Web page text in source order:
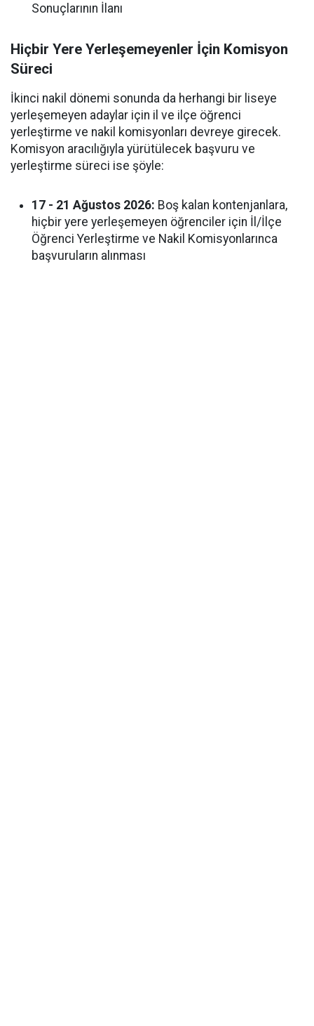
Sonuçlarının İlanı
Hiçbir Yere Yerleşemeyenler İçin Komisyon
Süreci
İkinci nakil dönemi sonunda da herhangi bir liseye
yerleşemeyen adaylar için il ve ilçe öğrenci
yerleştirme ve nakil komisyonları devreye girecek.
Komisyon aracılığıyla yürütülecek başvuru ve
yerleştirme süreci ise şöyle:
17 - 21 Ağustos 2026: Boş kalan kontenjanlara,
hiçbir yere yerleşemeyen öğrenciler için İl/İlçe
Öğrenci Yerleştirme ve Nakil Komisyonlarınca
başvuruların alınması